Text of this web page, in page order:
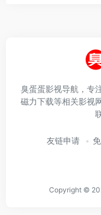
臭蛋蛋影视导航，专
磁力下载等相关影视
友链申请
Copyright ©